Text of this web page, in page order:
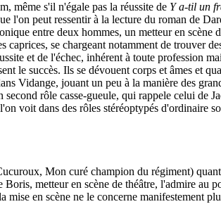
même s'il n'égale pas la réussite de Y a-til un
l'on peut ressentir à la lecture du roman de
entre deux hommes, un metteur en scène
se chargeant notamment de trouver
et de l'échec, inhérent à toute profession
le succès. Ils se dévouent corps et âmes et
Vidange, jouant un peu à la manière des
rôle casse-gueule, qui rappele celui de
voit dans des rôles stéréoptypés d'ordinaire
Mon curé champion du régiment)
metteur en scène de théâtre, l'admire au
en scène ne le concerne manifestement